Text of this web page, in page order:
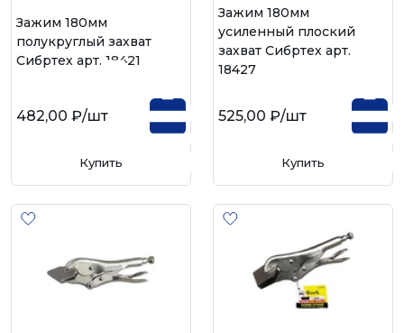
Зажим 180мм
полукруглый захват
Сибртех арт. 18421
482,00 ₽/шт
Купить
Зажим 180мм
усиленный плоский
захват Сибртех арт.
18427
525,00 ₽/шт
Купить